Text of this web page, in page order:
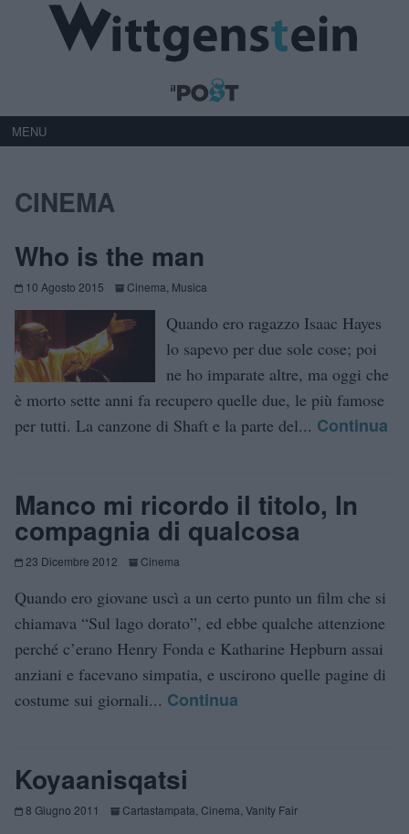
MENU
CINEMA
Who is the man
10 Agosto 2015 Cinema Musica
Quando ero ragazzo Isaac Hayes
lo sapevo per due sole cose; poi
ne ho imparate altre, ma oggi che
è morto sette anni fa recupero quelle due, le più famose
per tutti. La canzone di Shaft e la parte del... Continua
Manco mi ricordo il titolo, In
compagnia di qualcosa
23 Dicembre 2012 Cinema
Quando ero giovane uscì a un certo punto un film che si
chiamava “Sul lago dorato”, ed ebbe qualche attenzione
perché c’erano Henry Fonda e Katharine Hepburn assai
anziani e facevano simpatia, e uscirono quelle pagine di
costume sui giornali... Continua
Koyaanisqatsi
8 Giugno 2011 Cartastampata Cinema Vanity Fair